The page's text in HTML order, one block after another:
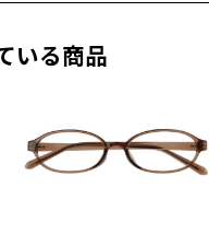
込みの重さ
ただけます（無料）。
お使いください。
いる商品